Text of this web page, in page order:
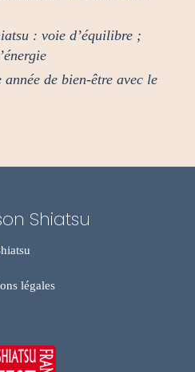
: voie d’équilibre ;
année de bien-être avec le
Shiatsu
légales